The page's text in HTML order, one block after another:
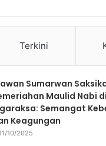
Terkini
Sumarwan
Maulid Nabi
Semangat
Keagungan
10/2025